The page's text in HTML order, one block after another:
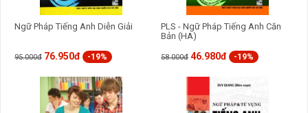
Ngữ Pháp Tiếng Anh Diễn Giải
95.000đ 76.950đ -19%
PLS - Ngữ Pháp Tiếng Anh Căn
Bản (HA)
58.000đ 46.980đ -19%